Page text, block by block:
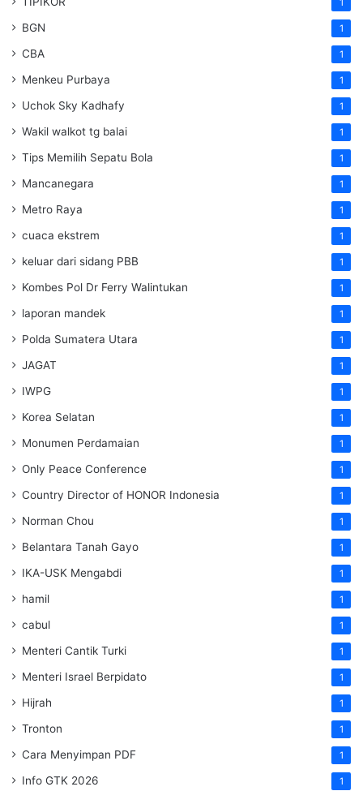
1
BGN 1
CBA 1
Menkeu Purbaya 1
Uchok Sky Kadhafy 1
Wakil walkot tg balai 1
Tips Memilih Sepatu Bola 1
Mancanegara 1
Metro Raya 1
cuaca ekstrem 1
keluar dari sidang PBB 1
Kombes Pol Dr Ferry Walintukan 1
laporan mandek 1
Polda Sumatera Utara 1
JAGAT 1
IWPG 1
Korea Selatan 1
Monumen Perdamaian 1
Only Peace Conference 1
Country Director of HONOR Indonesia 1
Norman Chou 1
Belantara Tanah Gayo 1
IKA-USK Mengabdi 1
hamil 1
cabul 1
Menteri Cantik Turki 1
Menteri Israel Berpidato 1
Hijrah 1
Tronton 1
Cara Menyimpan PDF 1
Info GTK 2026 1